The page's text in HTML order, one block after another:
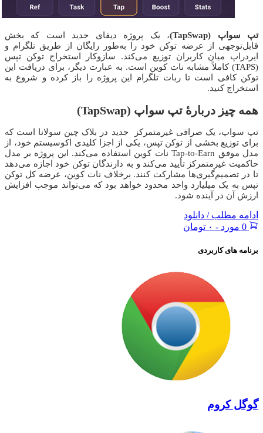
تپ سواپ (TapSwap)
، یک پروژه دیفای جدید است که بخش
قابل‌توجهی از عرضه توکن خود را به‌طور رایگان از طریق تلگرام و
ایردراپ میان کاربران توزیع می‌کند. سازوکار استخراج توکن تپس
(TAPS) کاملاً مشابه نات کوین است. به عبارت دیگر، برای دریافت این
توکن کافی است تا ربات تلگرام این پروژه را باز کرده و شروع به
استخراج کنید.
همه چیز دربارهٔ تپ سواپ (TapSwap)
تپ سواپ، یک صرافی غیرمتمرکز
جدید در بلاک چین سولانا است که
برای توزیع بخشی از توکن تپس، یکی از اجزا کلیدی اکوسیستم خود، از
مدل موفق Tap-to-Earn نات کوین استفاده می‌کند. این پروژه بر مدل
حاکمیت غیرمتمرکز تأیید می‌کند و به دارندگان توکن خود اجازه می‌دهد
تا در تصمیم‌گیری‌ها مشارکت کنند. برخلاف نات کوین، عرضه کل توکن
تپس به یک میلیارد واحد محدود خواهد بود که می‌تواند موجب افزایش
ارزش آن در آینده شود.
ادامه مطلب / دانلود
0 مورد
- ۰ تومان
برنامه های کاربردی
گوگل کروم